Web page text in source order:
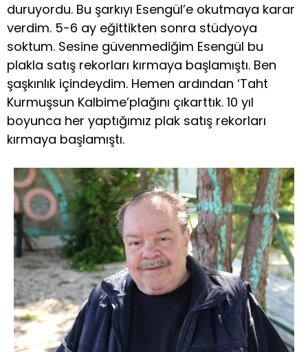
duruyordu. Bu şarkıyı Esengül’e okutmaya karar
verdim. 5-6 ay eğittikten sonra stüdyoya
soktum. Sesine güvenmediğim Esengül bu
plakla satış rekorları kırmaya başlamıştı. Ben
şaşkınlık içindeydim. Hemen ardından ‘Taht
Kurmuşsun Kalbime’plağını çıkarttık. 10 yıl
boyunca her yaptığımız plak satış rekorları
kırmaya başlamıştı.